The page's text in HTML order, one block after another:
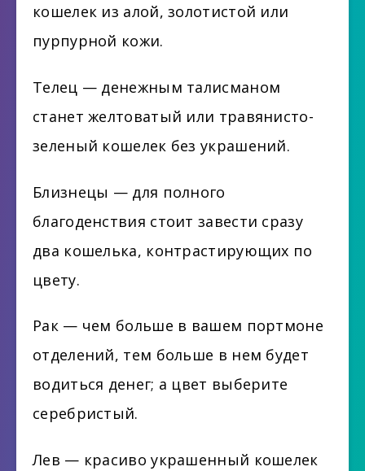
кошелек из алой, золотистой или
пурпурной кожи.
Телец — денежным талисманом
станет желтоватый или травянисто-
зеленый кошелек без украшений.
Близнецы — для полного
благоденствия стоит завести сразу
два кошелька, контрастирующих по
цвету.
Рак — чем больше в вашем портмоне
отделений, тем больше в нем будет
водиться денег; а цвет выберите
серебристый.
Лев — красиво украшенный кошелек